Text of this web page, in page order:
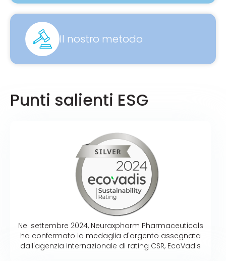
Il nostro metodo
Punti salienti ESG
Nel settembre 2024, Neuraxpharm Pharmaceuticals
ha confermato la medaglia d'argento assegnata
dall'agenzia internazionale di rating CSR, EcoVadis